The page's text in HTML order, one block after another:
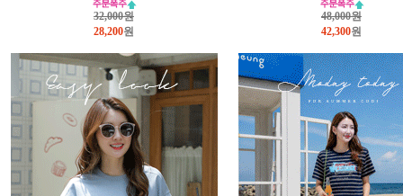
32,000원
28,200원
48,000원
42,300원